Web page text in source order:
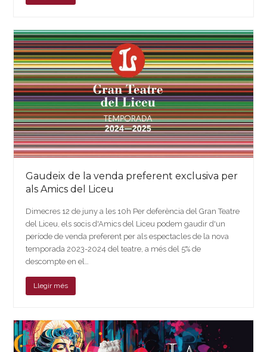
Gaudeix de la venda preferent exclusiva per
als Amics del Liceu
Dimecres 12 de juny a les 10h Per deferència del Gran Teatre
del Liceu, els socis d'Amics del Liceu podem gaudir d'un
període de venda preferent per als espectacles de la nova
temporada 2023-2024 del teatre, a més del 5% de
descompte en el…
Llegir més